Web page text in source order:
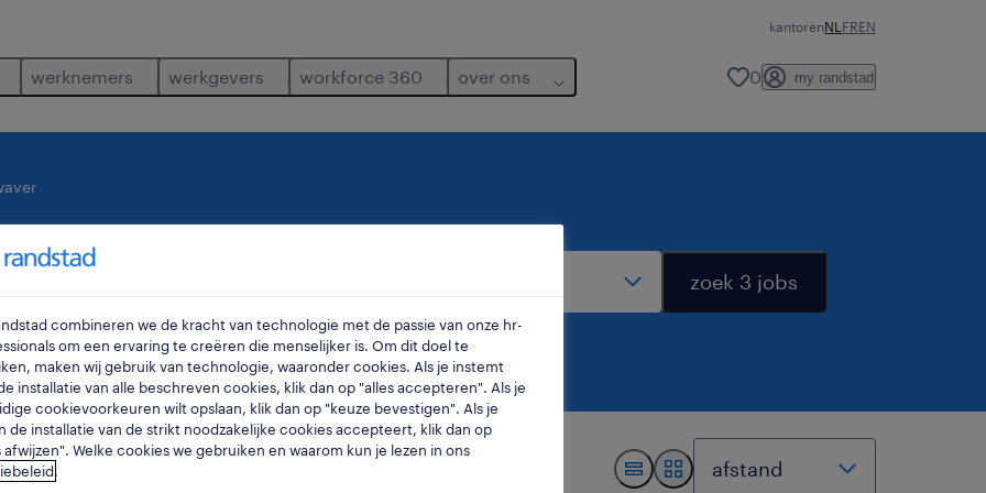
kantorenNL FREN
werknemers werkgevers workforce 360 over ons 0 my randstad
zoek 3 jobs
in waver.
combineren we de kracht van technologie met de passie van onze hr-
om een ervaring te creëren die menselijker is. Om dit doel te
maken wij gebruik van technologie, waaronder cookies. Als je instemt
installatie van alle beschreven cookies, klik dan op "alles accepteren". Als je
cookievoorkeuren wilt opslaan, klik dan op "keuze bevestigen". Als je
de installatie van de strikt noodzakelijke cookies accepteert, klik dan op
afwijzen". Welke cookies we gebruiken en waarom kun je lezen in ons
.